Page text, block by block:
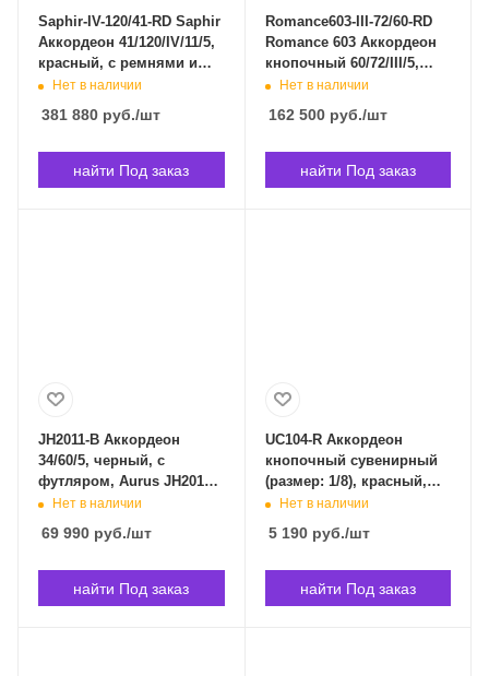
Saphir-IV-120/41-RD Saphir
Аккордеон 41/120/IV/11/5,
красный, с ремнями и
чехлом, Weltmeister
Владивостоке
Нет в наличии
381 880 руб./шт
найти Под заказ
Romance603-III-72/60-RD
Romance 603 Аккордеон
кнопочный 60/72/III/5,
футляром и ремнями,
III-72_60-RD в
Нет в наличии
162 500руб./шт
найти Под заказ
JH2011-B Аккордеон
34/60/5, черный, с
футляром, Aurus JH2011-
B в Владивостоке
Нет в наличии
69 990 руб./шт
найти Под заказ
UC104-R Аккордеон
кнопочный сувенирный
(размер: 1/8), красный,
Aurus UC104-R в
Нет в наличии
5 190руб./шт
найти Под заказ